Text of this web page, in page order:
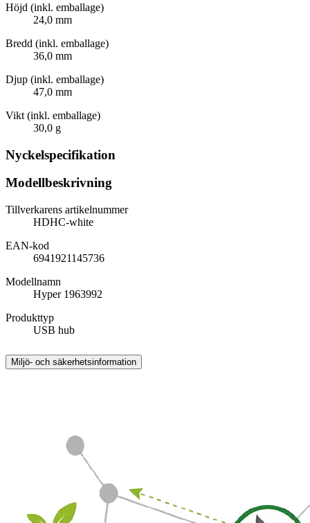
Höjd (inkl. emballage)
24,0 mm
Bredd (inkl. emballage)
36,0 mm
Djup (inkl. emballage)
47,0 mm
Vikt (inkl. emballage)
30,0 g
Nyckelspecifikation
Modellbeskrivning
Tillverkarens artikelnummer
HDHC-white
EAN-kod
6941921145736
Modellnamn
Hyper 1963992
Produkttyp
USB hub
Miljö- och säkerhetsinformation